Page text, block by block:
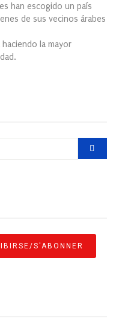
han escogido un país
de sus vecinos árabes
la mayor